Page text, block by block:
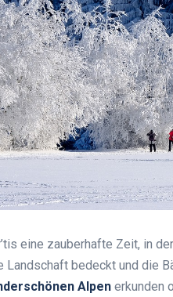
eine zauberhafte Zeit, in
Landschaft bedeckt und die
Alpen erkunden